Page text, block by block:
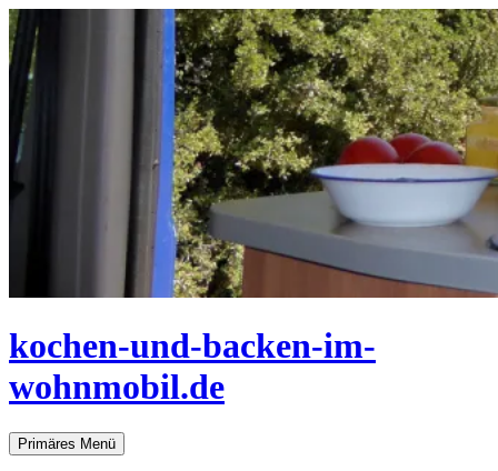
Zum
Inhalt
springen
kochen-und-backen-im-
wohnmobil.de
Suchen
Primäres Menü